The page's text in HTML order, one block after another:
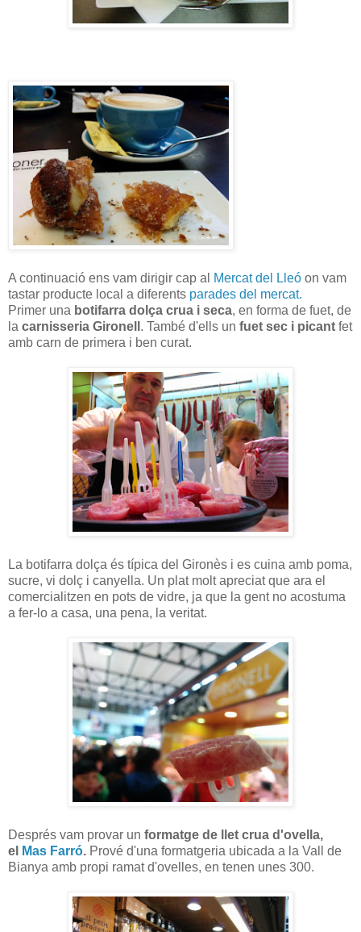
A continuació ens vam dirigir cap al Mercat del Lleó on vam
tastar producte local a diferents parades del mercat.
Primer una botifarra dolça crua i seca, en forma de fuet, de
la carnisseria Gironell . També d'ells un fuet sec i picant fet
amb carn de primera i ben curat.
La botifarra dolça és típica del Gironès i es cuina amb poma,
sucre, vi dolç i canyella. Un plat molt apreciat que ara el
comercialitzen en pots de vidre, ja que la gent no acostuma
a fer-lo a casa, una pena, la veritat.
Després vam provar un formatge de llet crua d'ovella,
el
Mas Farró. Prové d'una formatgeria ubicada a la Vall de
Bianya amb propi ramat d'ovelles, en tenen unes 300.